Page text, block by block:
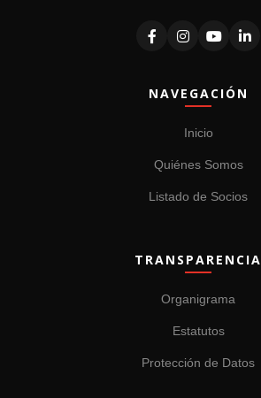
NAVEGACIÓN
Inicio
Quiénes Somos
Listado de Socios
TRANSPARENCIA
Organigrama
Estatutos
Protección de Datos